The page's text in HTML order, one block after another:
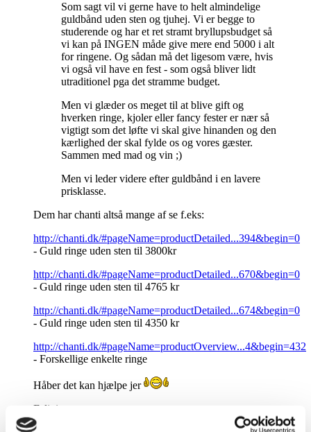
Som sagt vil vi gerne have to helt almindelige
guldbånd uden sten og tjuhej. Vi er begge to
studerende og har et ret stramt bryllupsbudget så
vi kan på INGEN måde give mere end 5000 i alt
for ringene. Og sådan må det ligesom være, hvis
vi også vil have en fest - som også bliver lidt
utraditionel pga det stramme budget.
Men vi glæder os meget til at blive gift og
hverken ringe, kjoler eller fancy fester er nær så
vigtigt som det løfte vi skal give hinanden og den
kærlighed der skal fylde os og vores gæster.
Sammen med mad og vin ;)
Men vi leder videre efter guldbånd i en lavere
prisklasse.
Dem har chanti altså mange af se f.eks:
http://chanti.dk/#pageName=productDetailed...394&begin=0
- Guld ringe uden sten til 3800kr
http://chanti.dk/#pageName=productDetailed...670&begin=0
- Guld ringe uden sten til 4765 kr
http://chanti.dk/#pageName=productDetailed...674&begin=0
- Guld ringe uden sten til 4350 kr
http://chanti.dk/#pageName=productOverview...4&begin=432
- Forskellige enkelte ringe
Håber det kan hjælpe jer
Felixia